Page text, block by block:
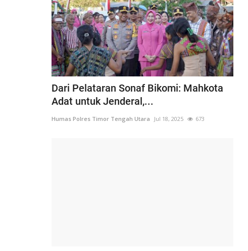
Dari Pelataran Sonaf Bikomi: Mahkota
Adat untuk Jenderal,...
Humas Polres Timor Tengah Utara Jul 18, 2025 673